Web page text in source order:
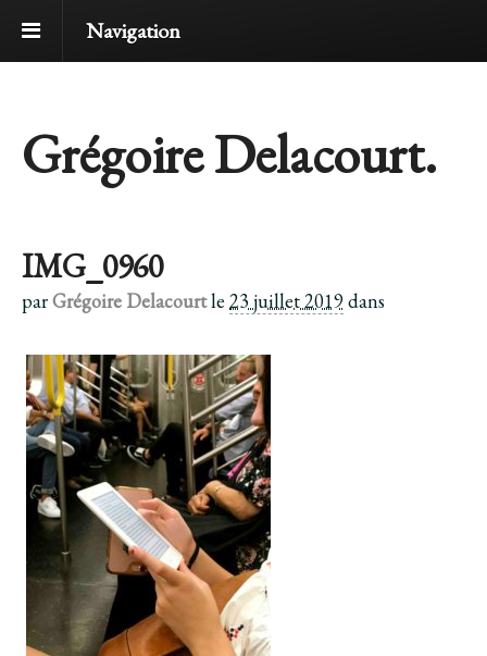
Navigation
Grégoire Delacourt.
IMG_0960
parGrégoire Delacourtle 23 juillet 2019dans